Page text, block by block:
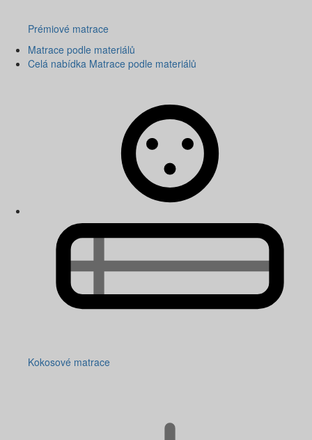
Prémiové matrace
Matrace podle materiálů
Celá nabídka Matrace podle materiálů
Kokosové matrace